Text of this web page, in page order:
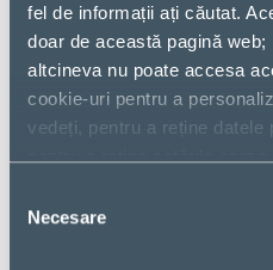
fel de informații ați căutat.
doar de această pagină
altcineva nu poate accesa
cookie-uri pentru a
vedeți, pentru a reține datele
Partajăm informații despre
consimțământului
Necesare
Hannspree